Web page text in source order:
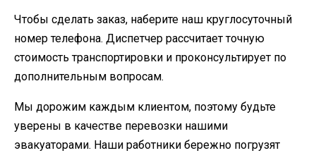
Чтобы сделать заказ, наберите наш круглосуточный
номер телефона. Диспетчер рассчитает точную
стоимость транспортировки и проконсультирует по
дополнительным вопросам.
Мы дорожим каждым клиентом, поэтому будьте
уверены в качестве перевозки нашими
эвакуаторами. Наши работники бережно погрузят